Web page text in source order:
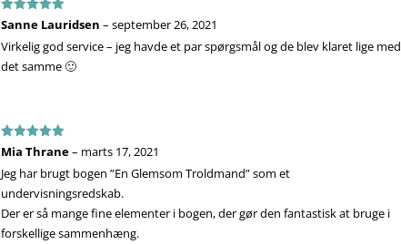
Vurderet5
ud af 5
Sanne Lauridsen– september 26, 2021
Virkelig god service – jeg havde et par spørgsmål og de blev klaret lige med
det samme 🙂
Vurderet5
ud af 5
Mia Thrane– marts 17, 2021
Jeg har brugt bogen ”En Glemsom Troldmand” som et
undervisningsredskab.
Der er så mange fine elementer i bogen, der gør den fantastisk at bruge i
forskellige sammenhæng.